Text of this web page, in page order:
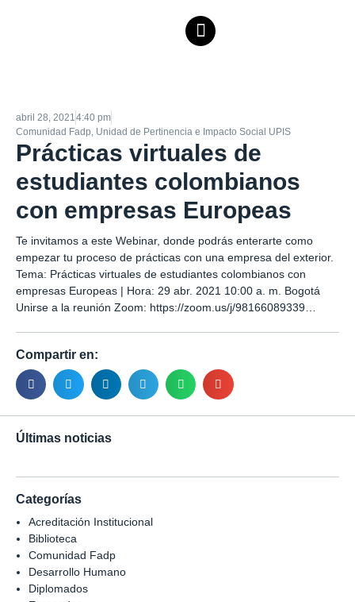
abril 28, 20214:40 pm
Comunidad Fadp, Unidad de Pertinencia e Impacto Social UPIS
Prácticas virtuales de
estudiantes colombianos
con empresas Europeas
Te invitamos a este Webinar, donde podrás enterarte como
empezar tu proceso de prácticas con una empresa del exterior.
Tema: Prácticas virtuales de estudiantes colombianos con
empresas Europeas | Hora: 29 abr. 2021 10:00 a. m. Bogotá
Unirse a la reunión Zoom: https://zoom.us/j/98166089339…
Compartir en:
Últimas noticias
Categorías
Acreditación Institucional
Biblioteca
Comunidad Fadp
Desarrollo Humano
Diplomados